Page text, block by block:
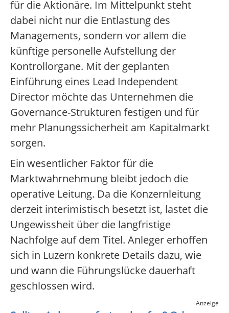
für die Aktionäre. Im Mittelpunkt steht
dabei nicht nur die Entlastung des
Managements, sondern vor allem die
künftige personelle Aufstellung der
Kontrollorgane. Mit der geplanten
Einführung eines Lead Independent
Director möchte das Unternehmen die
Governance-Strukturen festigen und für
mehr Planungssicherheit am Kapitalmarkt
sorgen.
Ein wesentlicher Faktor für die
Marktwahrnehmung bleibt jedoch die
operative Leitung. Da die Konzernleitung
derzeit interimistisch besetzt ist, lastet die
Ungewissheit über die langfristige
Nachfolge auf dem Titel. Anleger erhoffen
sich in Luzern konkrete Details dazu, wie
und wann die Führungslücke dauerhaft
geschlossen wird.
Anzeige